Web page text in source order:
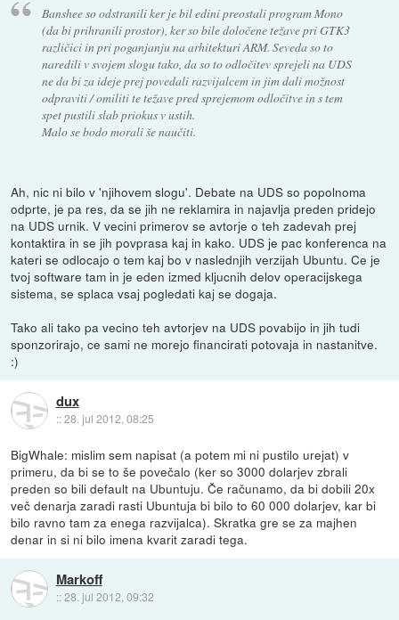
Banshee so odstranili ker je bil edini preostali program Mono
(da bi prihranili prostor), ker so bile določene težave pri GTK3
različici in pri poganjanju na arhitekturi ARM. Seveda so to
naredili v svojem slogu tako, da so to odločitev sprejeli na UDS
ne da bi za ideje prej povedali razvijalcem in jim dali možnost
odpraviti / omiliti te težave pred sprejemom odločitve in s tem
spet pustili slab priokus v ustih.
Malo se bodo morali še naučiti.
Ah, nic ni bilo v 'njihovem slogu'. Debate na UDS so popolnoma
odprte, je pa res, da se jih ne reklamira in najavlja preden pridejo
na UDS urnik. V vecini primerov se avtorje o teh zadevah prej
kontaktira in se jih povprasa kaj in kako. UDS je pac konferenca na
kateri se odlocajo o tem kaj bo v naslednjih verzijah Ubuntu. Ce je
tvoj software tam in je eden izmed kljucnih delov operacijskega
sistema, se splaca vsaj pogledati kaj se dogaja.
Tako ali tako pa vecino teh avtorjev na UDS povabijo in jih tudi
sponzorirajo, ce sami ne morejo financirati potovaja in nastanitve.
:)
dux
::28. jul 2012, 08:25
BigWhale: mislim sem napisat (a potem mi ni pustilo urejat) v
primeru, da bi se to še povečalo (ker so 3000 dolarjev zbrali
preden so bili default na Ubuntuju. Če računamo, da bi dobili 20x
več denarja zaradi rasti Ubuntuja bi bilo to 60 000 dolarjev, kar bi
bilo ravno tam za enega razvijalca). Skratka gre se za majhen
denar in si ni bilo imena kvarit zaradi tega.
Markoff
::28. jul 2012, 09:32